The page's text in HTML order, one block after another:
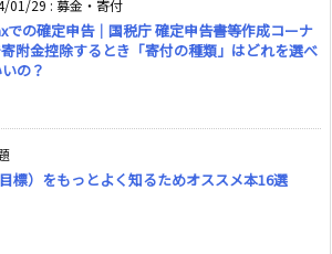
01/29 : 募金・寄付
での確定申告｜国税庁 確定申告書等作成コーナ
附金控除するとき「寄付の種類」はどれを選べ
の？
標）をもっとよく知るためオススメ本16選